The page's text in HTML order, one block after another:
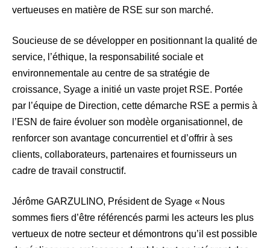
vertueuses en matière de RSE sur son marché.
Soucieuse de se développer en positionnant la qualité de
service, l’éthique, la responsabilité sociale et
environnementale au centre de sa stratégie de
croissance, Syage a initié un vaste projet RSE. Portée
par l’équipe de Direction, cette démarche RSE a permis à
l’ESN de faire évoluer son modèle organisationnel, de
renforcer son avantage concurrentiel et d’offrir à ses
clients, collaborateurs, partenaires et fournisseurs un
cadre de travail constructif.
Jérôme GARZULINO, Président de Syage « Nous
sommes fiers d’être référencés parmi les acteurs les plus
vertueux de notre secteur et démontrons qu’il est possible